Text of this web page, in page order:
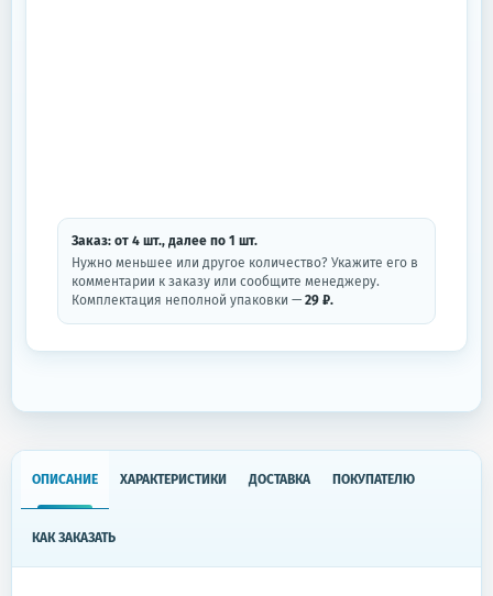
Заказ: от 4 шт., далее по 1 шт.
Нужно меньшее или другое количество? Укажите его в
комментарии к заказу или сообщите менеджеру.
Комплектация неполной упаковки — 29 ₽.
ОПИСАНИЕ ХАРАКТЕРИСТИКИ ДОСТАВКА ПОКУПАТЕЛЮ
КАК ЗАКАЗАТЬ